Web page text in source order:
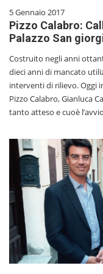
5 Gennaio 2017
Pizzo Calabro:
Palazzo San
Costruito negli anni
dieci anni di mancato
interventi di rilievo. Oggi
Pizzo Calabro, Gianluca
tanto atteso e cuoè